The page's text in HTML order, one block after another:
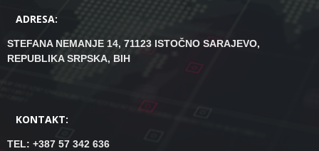
ADRESA:
STEFANA NEMANJE 14, 71123 ISTOČNO SARAJEVO,
REPUBLIKA SRPSKA, BIH
KONTAKT:
TEL: +387 57 342 636